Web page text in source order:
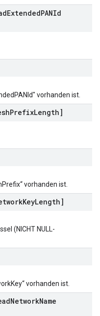
ExtendedPANId
vorhanden ist.
PrefixLength]
vorhanden ist.
KeyLength]
(NICHT NULL-
vorhanden ist.
NetworkName